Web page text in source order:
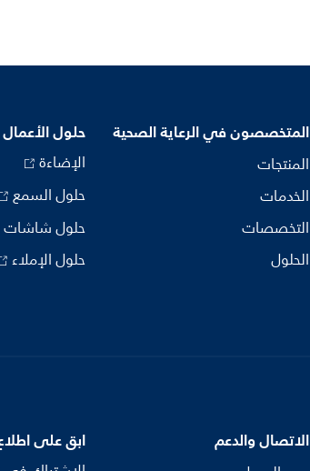
المتخصصون في الرعاية الصحية
المنتجات
الخدمات
التخصصات
الحلول
حلول
الإضاءة
حلول السمع
حلول
حلول الإملاء
الاتصال والدعم ابق على